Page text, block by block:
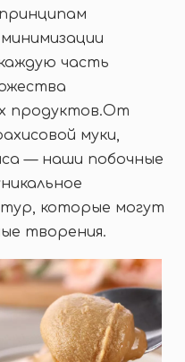
часть
продуктов.От
муки,
— наши побочные
которые могут
творения.